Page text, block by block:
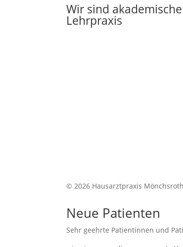
Wir sind akademische
Lehrpraxis
© 2026 Hausarztpraxis Mönchsroth
Neue Patienten
Sehr geehrte Patientinnen und